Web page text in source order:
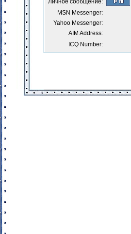
Личное сообщение:
MSN Messenger:
Yahoo Messenger:
AIM Address:
ICQ Number: